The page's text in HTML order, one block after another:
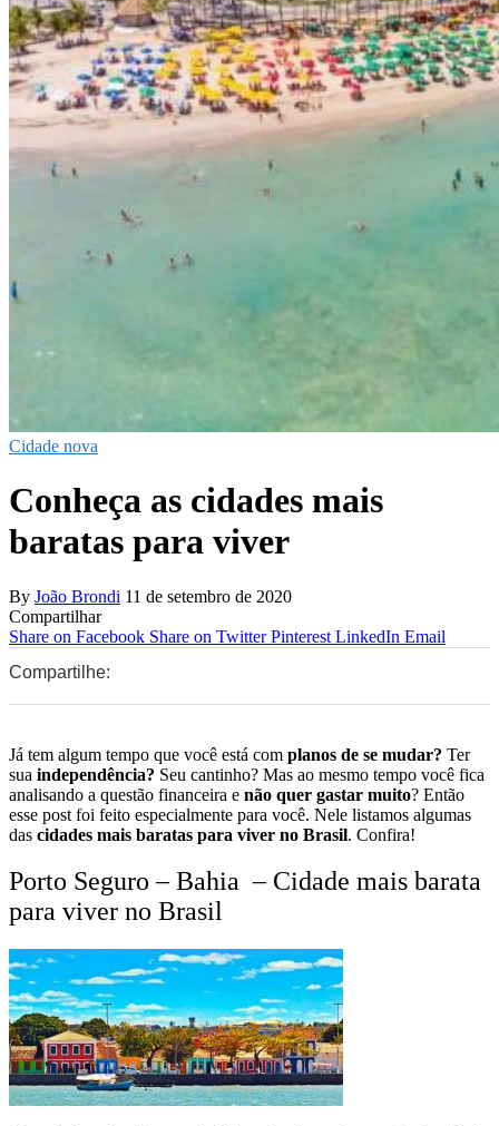
Cidade nova
Conheça as cidades mais
baratas para viver
By João Brondi 11 de setembro de 2020
Compartilhar
Share on Facebook Share on Twitter Pinterest LinkedIn Email
Compartilhe:
Já tem algum tempo que você está com planos de se mudar? Ter
sua independência? Seu cantinho? Mas ao mesmo tempo você fica
analisando a questão financeira e não quer gastar muito? Então
esse post foi feito especialmente para você. Nele listamos algumas
das cidades mais baratas para viver no Brasil. Confira!
Porto Seguro – Bahia – Cidade mais barata
para viver no Brasil